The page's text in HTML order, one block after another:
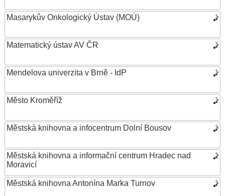
Masarykův Onkologický Ústav (MOÚ)
Matematický ústav AV ČR
Mendelova univerzita v Brně - IdP
Město Kroměříž
Městská knihovna a infocentrum Dolní Bousov
Městská knihovna a informační centrum Hradec nad
Moravicí
Městská knihovna Antonína Marka Turnov